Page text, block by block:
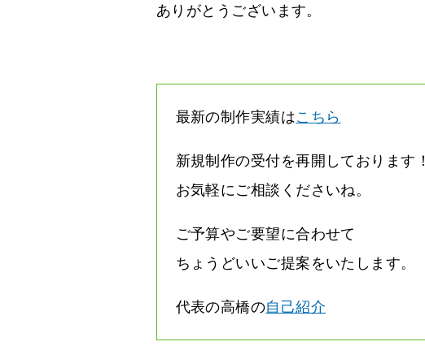
ありがとうございます。
最新の制作実績はこちら
新規制作の受付を再開しております！
お気軽にご相談くださいね。
ご予算やご要望に合わせて
ちょうどいいご提案をいたします。
代表の高橋の自己紹介